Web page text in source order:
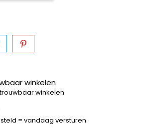
winkelen
winkelen
= vandaag versturen